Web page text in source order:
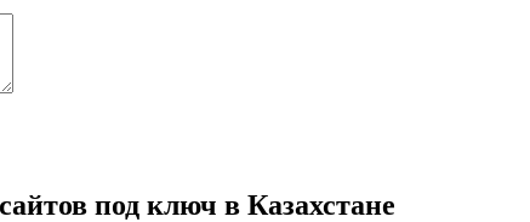
под ключ в Казахстане